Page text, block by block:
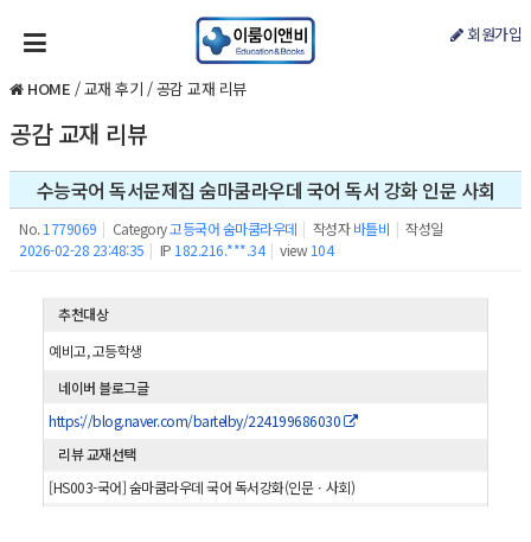
회원가입
HOME /교재 후기 /공감 교재 리뷰
공감 교재 리뷰
수능국어 독서문제집 숨마쿰라우데 국어 독서 강화 인문 사회
No. 1779069 | Category고등국어 숨마쿰라우데 | 작성자 바틀비 | 작성일
2026-02-28 23:48:35 | IP 182.216.***.34 | view 104
추천대상
예비고, 고등학생
네이버 블로그글
https://blog.naver.com/bartelby/224199686030
리뷰 교재선택
[HS003-국어] 숨마쿰라우데 국어 독서강화(인문ㆍ사회)